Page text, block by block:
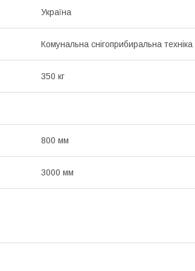
Україна
Комунальна снігоприбиральна техніка
350 кг
800 мм
3000 мм